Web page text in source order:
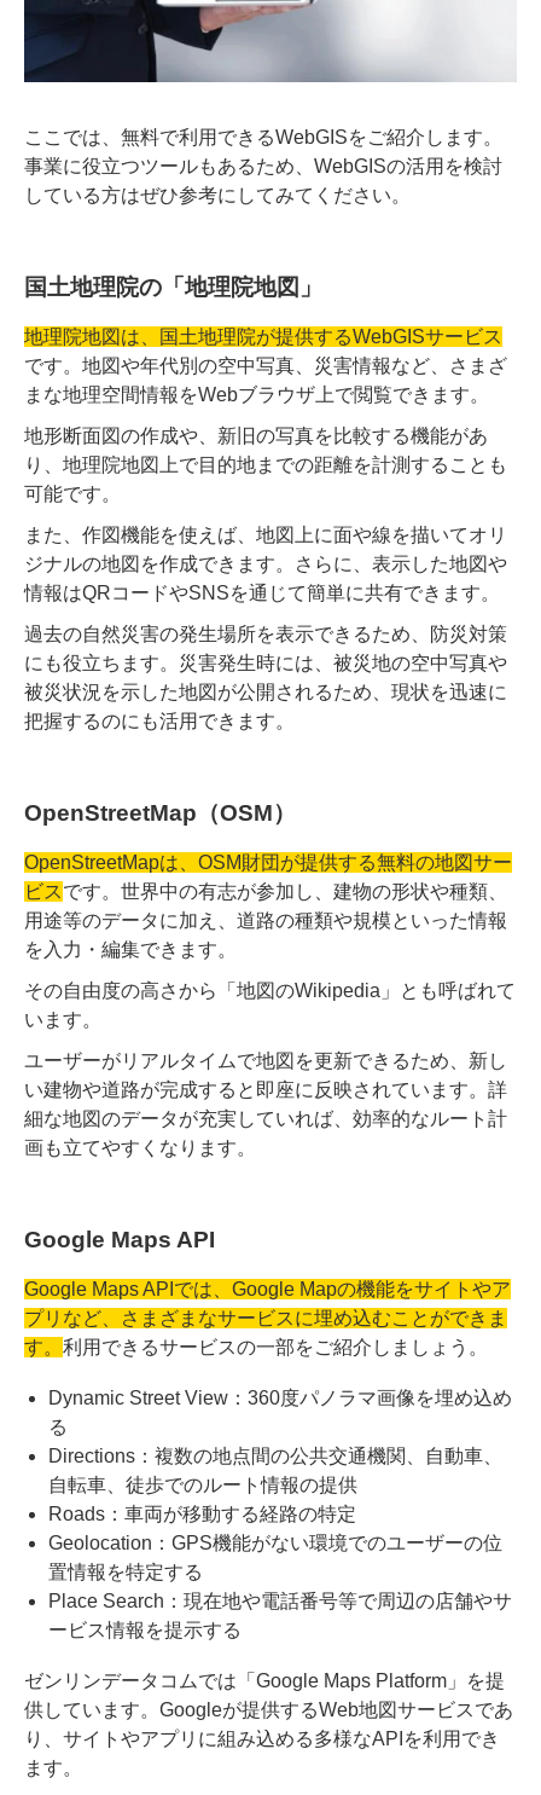
ここでは、無料で利用できるWebGISをご紹介します。
事業に役立つツールもあるため、WebGISの活用を検討
している方はぜひ参考にしてみてください。
国土地理院の「地理院地図」
地理院地図は、国土地理院が提供するWebGISサービス
です。地図や年代別の空中写真、災害情報など、さまざ
まな地理空間情報をWebブラウザ上で閲覧できます。
地形断面図の作成や、新旧の写真を比較する機能があ
り、地理院地図上で目的地までの距離を計測することも
可能です。
また、作図機能を使えば、地図上に面や線を描いてオリ
ジナルの地図を作成できます。さらに、表示した地図や
情報はQRコードやSNSを通じて簡単に共有できます。
過去の自然災害の発生場所を表示できるため、防災対策
にも役立ちます。災害発生時には、被災地の空中写真や
被災状況を示した地図が公開されるため、現状を迅速に
把握するのにも活用できます。
OpenStreetMap（OSM）
OpenStreetMapは、OSM財団が提供する無料の地図サー
ビスです。世界中の有志が参加し、建物の形状や種類、
用途等のデータに加え、道路の種類や規模といった情報
を入力・編集できます。
その自由度の高さから「地図のWikipedia」とも呼ばれて
います。
ユーザーがリアルタイムで地図を更新できるため、新し
い建物や道路が完成すると即座に反映されています。詳
細な地図のデータが充実していれば、効率的なルート計
画も立てやすくなります。
Google Maps API
Google Maps APIでは、Google Mapの機能をサイトやア
プリなど、さまざまなサービスに埋め込むことができま
す。 利用できるサービスの一部をご紹介しましょう。
Dynamic Street View：360度パノラマ画像を埋め込め
る
Directions：複数の地点間の公共交通機関、自動車、
自転車、徒歩でのルート情報の提供
Roads：車両が移動する経路の特定
Geolocation：GPS機能がない環境でのユーザーの位
置情報を特定する
Place Search：現在地や電話番号等で周辺の店舗やサ
ービス情報を提示する
ゼンリンデータコムでは「Google Maps Platform」を提
供しています。Googleが提供するWeb地図サービスであ
り、サイトやアプリに組み込める多様なAPIを利用でき
ます。